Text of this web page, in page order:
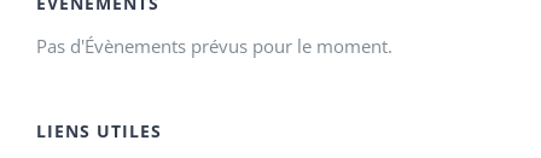
Pas d'Évènements prévus pour le moment.
LIENS UTILES